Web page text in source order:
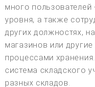
много
уровня, а также
других должностях,
магазинов или
процессами
система складского
разных складов.